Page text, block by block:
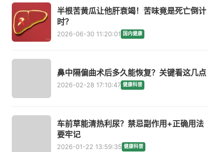
半根苦黄瓜让他肝衰竭！苦味竟是死亡倒计
时？
2026-06-30 11:20:01 国内健康
鼻中隔偏曲术后多久能恢复？关键看这几点
2026-02-28 17:10:47 健康科普
车前草能清热利尿？禁忌副作用+正确用法
要牢记
2026-01-22 13:59:35 健康科普